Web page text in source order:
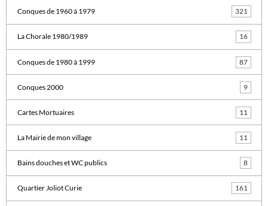
Conques de 1960 à 1979 321
La Chorale 1980/1989 16
Conques de 1980 à 1999 87
Conques 2000 9
Cartes Mortuaires 11
La Mairie de mon village 11
Bains douches et WC publics 8
Quartier Joliot Curie 161